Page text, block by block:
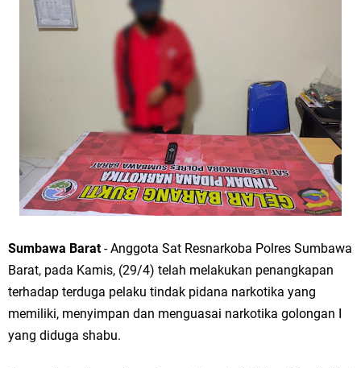
Sumbawa Barat- Anggota Sat Resnarkoba Polres Sumbawa
Barat, pada Kamis, (29/4) telah melakukan penangkapan
terhadap terduga pelaku tindak pidana narkotika yang
memiliki, menyimpan dan menguasai narkotika golongan I
yang diduga shabu.